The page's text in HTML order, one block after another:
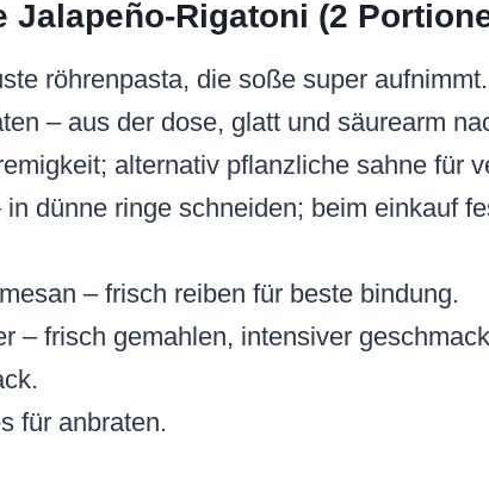
Jalapeño-Rigatoni (2
röhrenpasta, die soße super aufnimmt.
– aus der dose, glatt und säurearm
alternativ pflanzliche sahne für
dünne ringe schneiden; beim einkauf
– frisch reiben für beste bindung.
– frisch gemahlen, intensiver
für anbraten.